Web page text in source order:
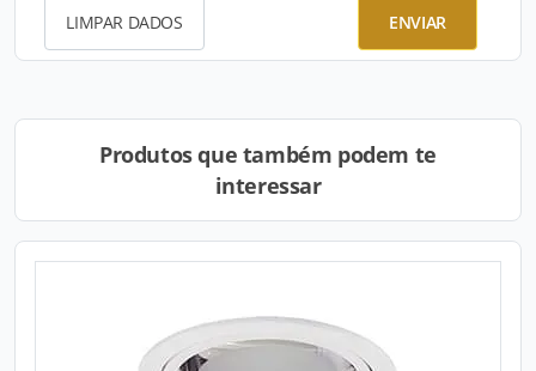
LIMPAR DADOS ENVIAR
Produtos que também podem te
interessar